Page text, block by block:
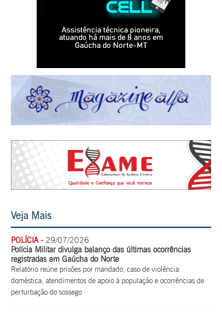
Veja Mais
POLÍCIA -29/07/2026
Polícia Militar divulga balanço das últimas ocorrências
registradas em Gaúcha do Norte
Relatório reúne prisões por mandado, caso de violência
doméstica, atendimentos de apoio à população e ocorrências de
perturbação do sossego